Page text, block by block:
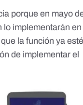
porque en mayo
lo implementarán en
la función ya esté
de implementar el